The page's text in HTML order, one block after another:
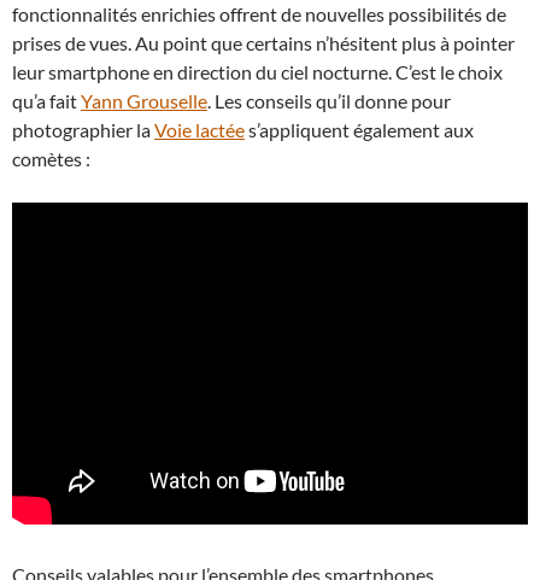
fonctionnalités enrichies offrent de nouvelles possibilités de
prises de vues. Au point que certains n’hésitent plus à pointer
leur smartphone en direction du ciel nocturne. C’est le choix
qu’a faitYann Grouselle. Les conseils qu’il donne pour
photographier laVoie lactées’appliquent également aux
comètes :
Conseils valables pour l’ensemble des smartphones